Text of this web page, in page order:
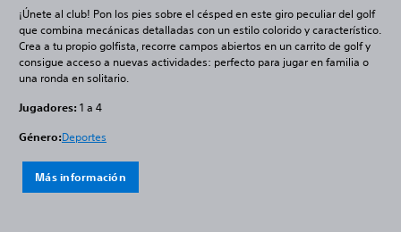
¡Únete al club! Pon los pies sobre el césped en este giro peculiar del golf
que combina mecánicas detalladas con un estilo colorido y característico.
Crea a tu propio golfista, recorre campos abiertos en un carrito de golf y
consigue acceso a nuevas actividades: perfecto para jugar en familia o
una ronda en solitario.
Jugadores: 1 a 4
Género:Deportes
Más información